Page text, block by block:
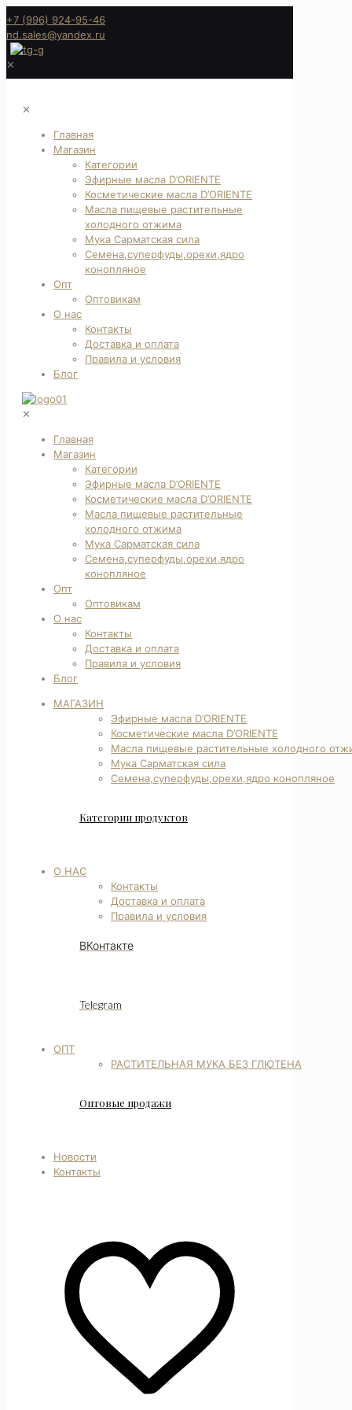
+7 (996) 924-95-46
nd.sales@yandex.ru
✕
✕
Главная
Магазин
Категории
Эфирные масла D’ORIENTE
Косметические масла D’ORIENTE
Масла пищевые растительные
холодного отжима
Мука Сарматская сила
Семена,суперфуды,орехи,ядро
конопляное
Опт
Оптовикам
О нас
Контакты
Доставка и оплата
Правила и условия
Блог
✕
Главная
Магазин
Категории
Эфирные масла D’ORIENTE
Косметические масла D’ORIENTE
Масла пищевые растительные
холодного отжима
Мука Сарматская сила
Семена,суперфуды,орехи,ядро
конопляное
Опт
Оптовикам
О нас
Контакты
Доставка и оплата
Правила и условия
Блог
МАГАЗИН
Эфирные масла D’ORIENTE
Косметические масла D’ORIENTE
Масла пищевые растительные холодного
Мука Сарматская сила
Семена,суперфуды,орехи,ядро конопляное
Категории продуктов
О НАС
Контакты
Доставка и оплата
Правила и условия
ВКонтакте
Telegram
ОПТ
РАСТИТЕЛЬНАЯ МУКА БЕЗ ГЛЮТЕНА
Оптовые продажи
Новости
Контакты